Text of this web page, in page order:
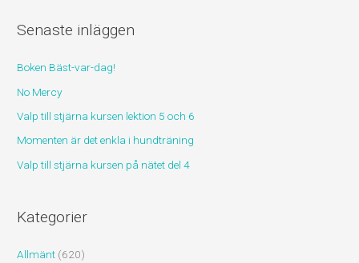
e
t
e
r
:
Senaste inläggen
Boken Bäst-var-dag!
No Mercy
Valp till stjärna kursen lektion 5 och 6
Momenten är det enkla i hundträning
Valp till stjärna kursen på nätet del 4
Kategorier
Allmänt (620)